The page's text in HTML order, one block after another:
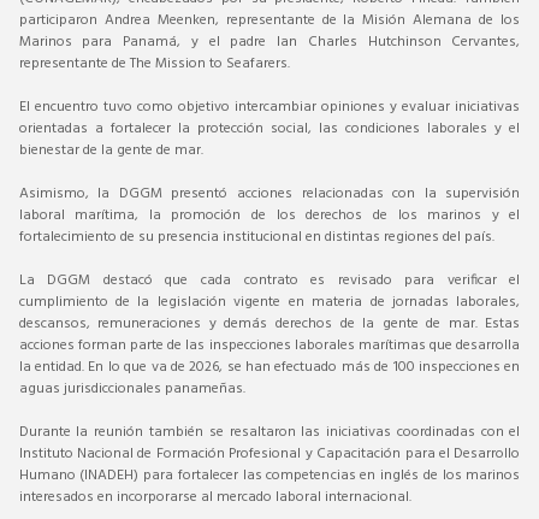
participaron Andrea Meenken, representante de la Misión Alemana de los
Marinos para Panamá, y el padre Ian Charles Hutchinson Cervantes,
representante de The Mission to Seafarers.
El encuentro tuvo como objetivo intercambiar opiniones y evaluar iniciativas
orientadas a fortalecer la protección social, las condiciones laborales y el
bienestar de la gente de mar.
Asimismo, la DGGM presentó acciones relacionadas con la supervisión
laboral marítima, la promoción de los derechos de los marinos y el
fortalecimiento de su presencia institucional en distintas regiones del país.
La DGGM destacó que cada contrato es revisado para verificar el
cumplimiento de la legislación vigente en materia de jornadas laborales,
descansos, remuneraciones y demás derechos de la gente de mar. Estas
acciones forman parte de las inspecciones laborales marítimas que desarrolla
la entidad. En lo que va de 2026, se han efectuado más de 100 inspecciones en
aguas jurisdiccionales panameñas.
Durante la reunión también se resaltaron las iniciativas coordinadas con el
Instituto Nacional de Formación Profesional y Capacitación para el Desarrollo
Humano (INADEH) para fortalecer las competencias en inglés de los marinos
interesados en incorporarse al mercado laboral internacional.